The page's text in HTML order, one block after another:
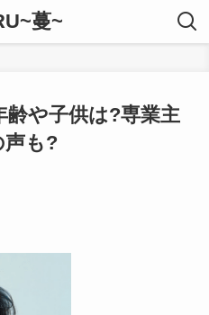
蔓~
齢や子供は?専業主
も?